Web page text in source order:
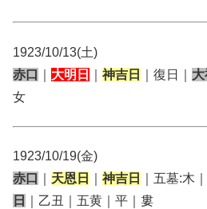
1923/10/13(土)
赤口
大明日 神吉日 ｜復日｜ 大
女
1923/10/19(金)
赤口
天恩日 神吉日 ｜五墓:木｜
日
｜乙丑｜五黄｜平｜婁